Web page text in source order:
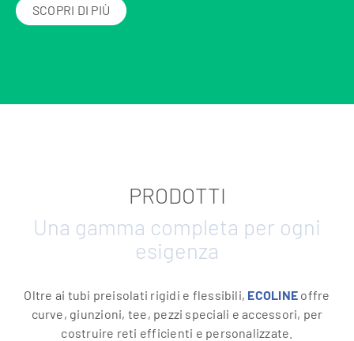
SCOPRI DI PIÙ
PRODOTTI
Una gamma completa per ogni
esigenza
Oltre ai tubi preisolati rigidi e flessibili, ECOLINE offre
curve, giunzioni, tee, pezzi speciali e accessori, per
costruire reti efficienti e personalizzate.